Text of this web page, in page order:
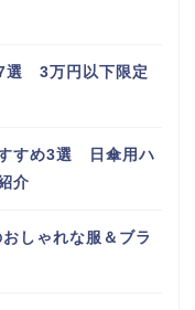
選 3万円以下限定
すめ3選 日傘用ハ
介
しゃれな服＆ブラ